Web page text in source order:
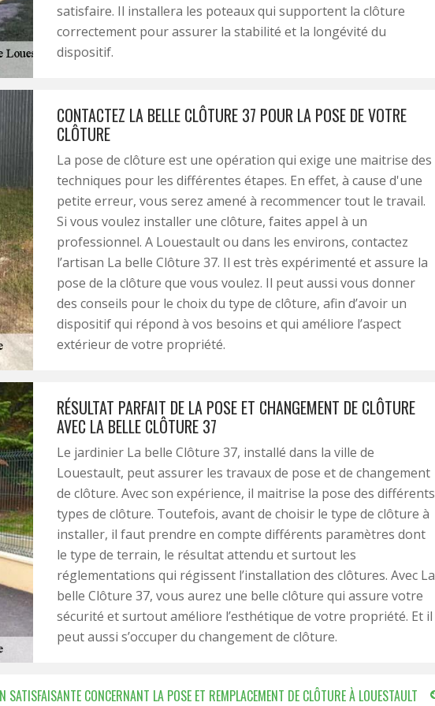
satisfaire. Il installera les poteaux qui supportent la clôture
correctement pour assurer la stabilité et la longévité du
dispositif.
CONTACTEZ LA BELLE CLÔTURE 37 POUR LA POSE DE VOTRE
CLÔTURE
La pose de clôture est une opération qui exige une maitrise des
techniques pour les différentes étapes. En effet, à cause d'une
petite erreur, vous serez amené à recommencer tout le travail.
Si vous voulez installer une clôture, faites appel à un
professionnel. A Louestault ou dans les environs, contactez
l’artisan La belle Clôture 37. Il est très expérimenté et assure la
pose de la clôture que vous voulez. Il peut aussi vous donner
des conseils pour le choix du type de clôture, afin d’avoir un
dispositif qui répond à vos besoins et qui améliore l’aspect
extérieur de votre propriété.
RÉSULTAT PARFAIT DE LA POSE ET CHANGEMENT DE CLÔTURE
AVEC LA BELLE CLÔTURE 37
Le jardinier La belle Clôture 37, installé dans la ville de
Louestault, peut assurer les travaux de pose et de changement
de clôture. Avec son expérience, il maitrise la pose des différents
types de clôture. Toutefois, avant de choisir le type de clôture à
installer, il faut prendre en compte différents paramètres dont
le type de terrain, le résultat attendu et surtout les
réglementations qui régissent l’installation des clôtures. Avec La
belle Clôture 37, vous aurez une belle clôture qui assure votre
sécurité et surtout améliore l’esthétique de votre propriété. Et il
peut aussi s’occuper du changement de clôture.
SATISFAISANTE CONCERNANT LA POSE ET REMPLACEMENT DE CLÔTURE À LOUESTAULT